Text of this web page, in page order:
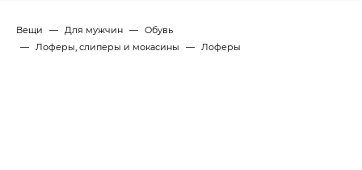
Вещи Для мужчин
Обувь
Лоферы, слиперы и мокасины
Лоферы